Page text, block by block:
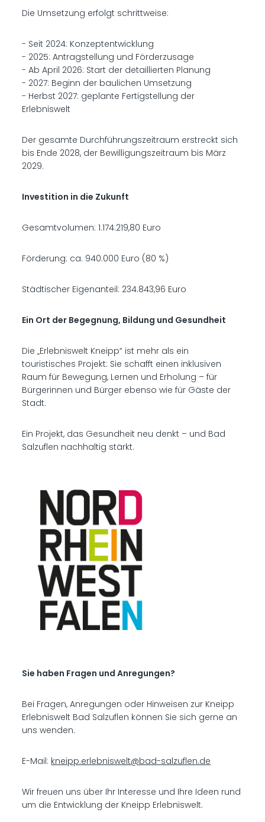
Die Umsetzung erfolgt schrittweise:
- Seit 2024: Konzeptentwicklung
- 2025: Antragstellung und Förderzusage
- Ab April 2026: Start der detaillierten Planung
- 2027: Beginn der baulichen Umsetzung
- Herbst 2027: geplante Fertigstellung der
Erlebniswelt
Der gesamte Durchführungszeitraum erstreckt sich
bis Ende 2028, der Bewilligungszeitraum bis März
2029.
Investition in die Zukunft
Gesamtvolumen: 1.174.219,80 Euro
Förderung: ca. 940.000 Euro (80 %)
Städtischer Eigenanteil: 234.843,96 Euro
Ein Ort der Begegnung, Bildung und Gesundheit
Die „Erlebniswelt Kneipp“ ist mehr als ein
touristisches Projekt: Sie schafft einen inklusiven
Raum für Bewegung, Lernen und Erholung – für
Bürgerinnen und Bürger ebenso wie für Gäste der
Stadt.
Ein Projekt, das Gesundheit neu denkt – und Bad
Salzuflen nachhaltig stärkt.
Sie haben Fragen und Anregungen?
Bei Fragen, Anregungen oder Hinweisen zur Kneipp
Erlebniswelt Bad Salzuflen können Sie sich gerne an
uns wenden.
E-Mail: kneipp.erlebniswelt@bad-salzuflen.de
Wir freuen uns über Ihr Interesse und Ihre Ideen rund
um die Entwicklung der Kneipp Erlebniswelt.